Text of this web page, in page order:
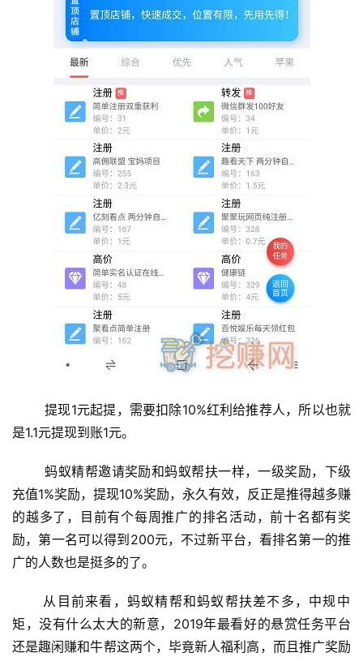
首
页
挖
赚
	提现1元起提，需要扣除10%红利给推荐人，所以也就
是1.1元提现到账1元。
	蚂蚁精帮邀请奖励和蚂蚁帮扶一样，一级奖励，下级
充值1%奖励，提现10%奖励，永久有效，反正是推得越多赚
的越多了，目前有个每周推广的排名活动，前十名都有奖
励，第一名可以得到200元，不过新平台，看排名第一的推
广的人数也是挺多的了。
矩，没有什么太大的新意，2019年最看好的悬赏任务平台
还是趣闲赚和牛帮这两个，毕竟新人福利高，而且推广奖励